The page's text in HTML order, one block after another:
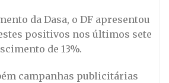
da Dasa, o DF apresentou
positivos nos últimos sete
de 13%.
campanhas publicitárias